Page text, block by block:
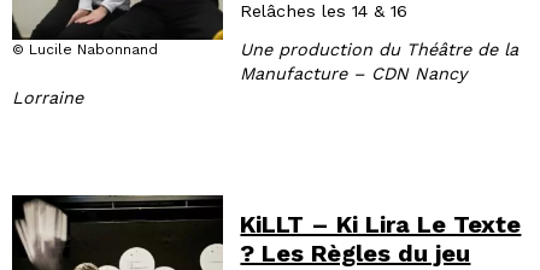
© Lucile Nabonnand
Relâches les 14 & 16
Une production du Théâtre de la
Manufacture – CDN Nancy
Lorraine
KiLLT – Ki Lira Le Texte
? Les Règles du jeu